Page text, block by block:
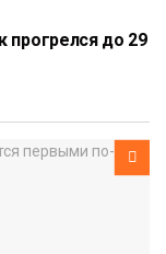
прогрелся до 29